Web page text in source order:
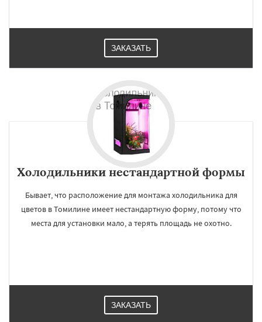
ЗАКАЗАТЬ
Холодильники нестандартной формы
Бывает, что расположение для монтажа холодильника для
цветов в Томилине имеет нестандартную форму, потому что
места для установки мало, а терять площадь не охотно.
ЗАКАЗАТЬ